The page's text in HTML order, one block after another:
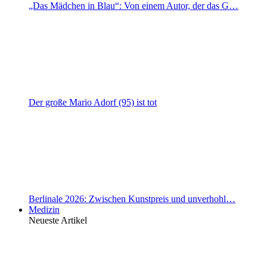
„Das Mädchen in Blau“: Von einem Autor, der das G…
Der große Mario Adorf (95) ist tot
Berlinale 2026: Zwischen Kunstpreis und unverhohl…
Medizin
Neueste Artikel